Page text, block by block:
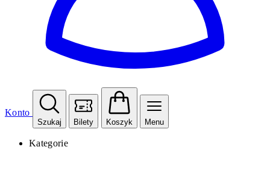
Konto
Szukaj Bilety Koszyk Menu
Kategorie